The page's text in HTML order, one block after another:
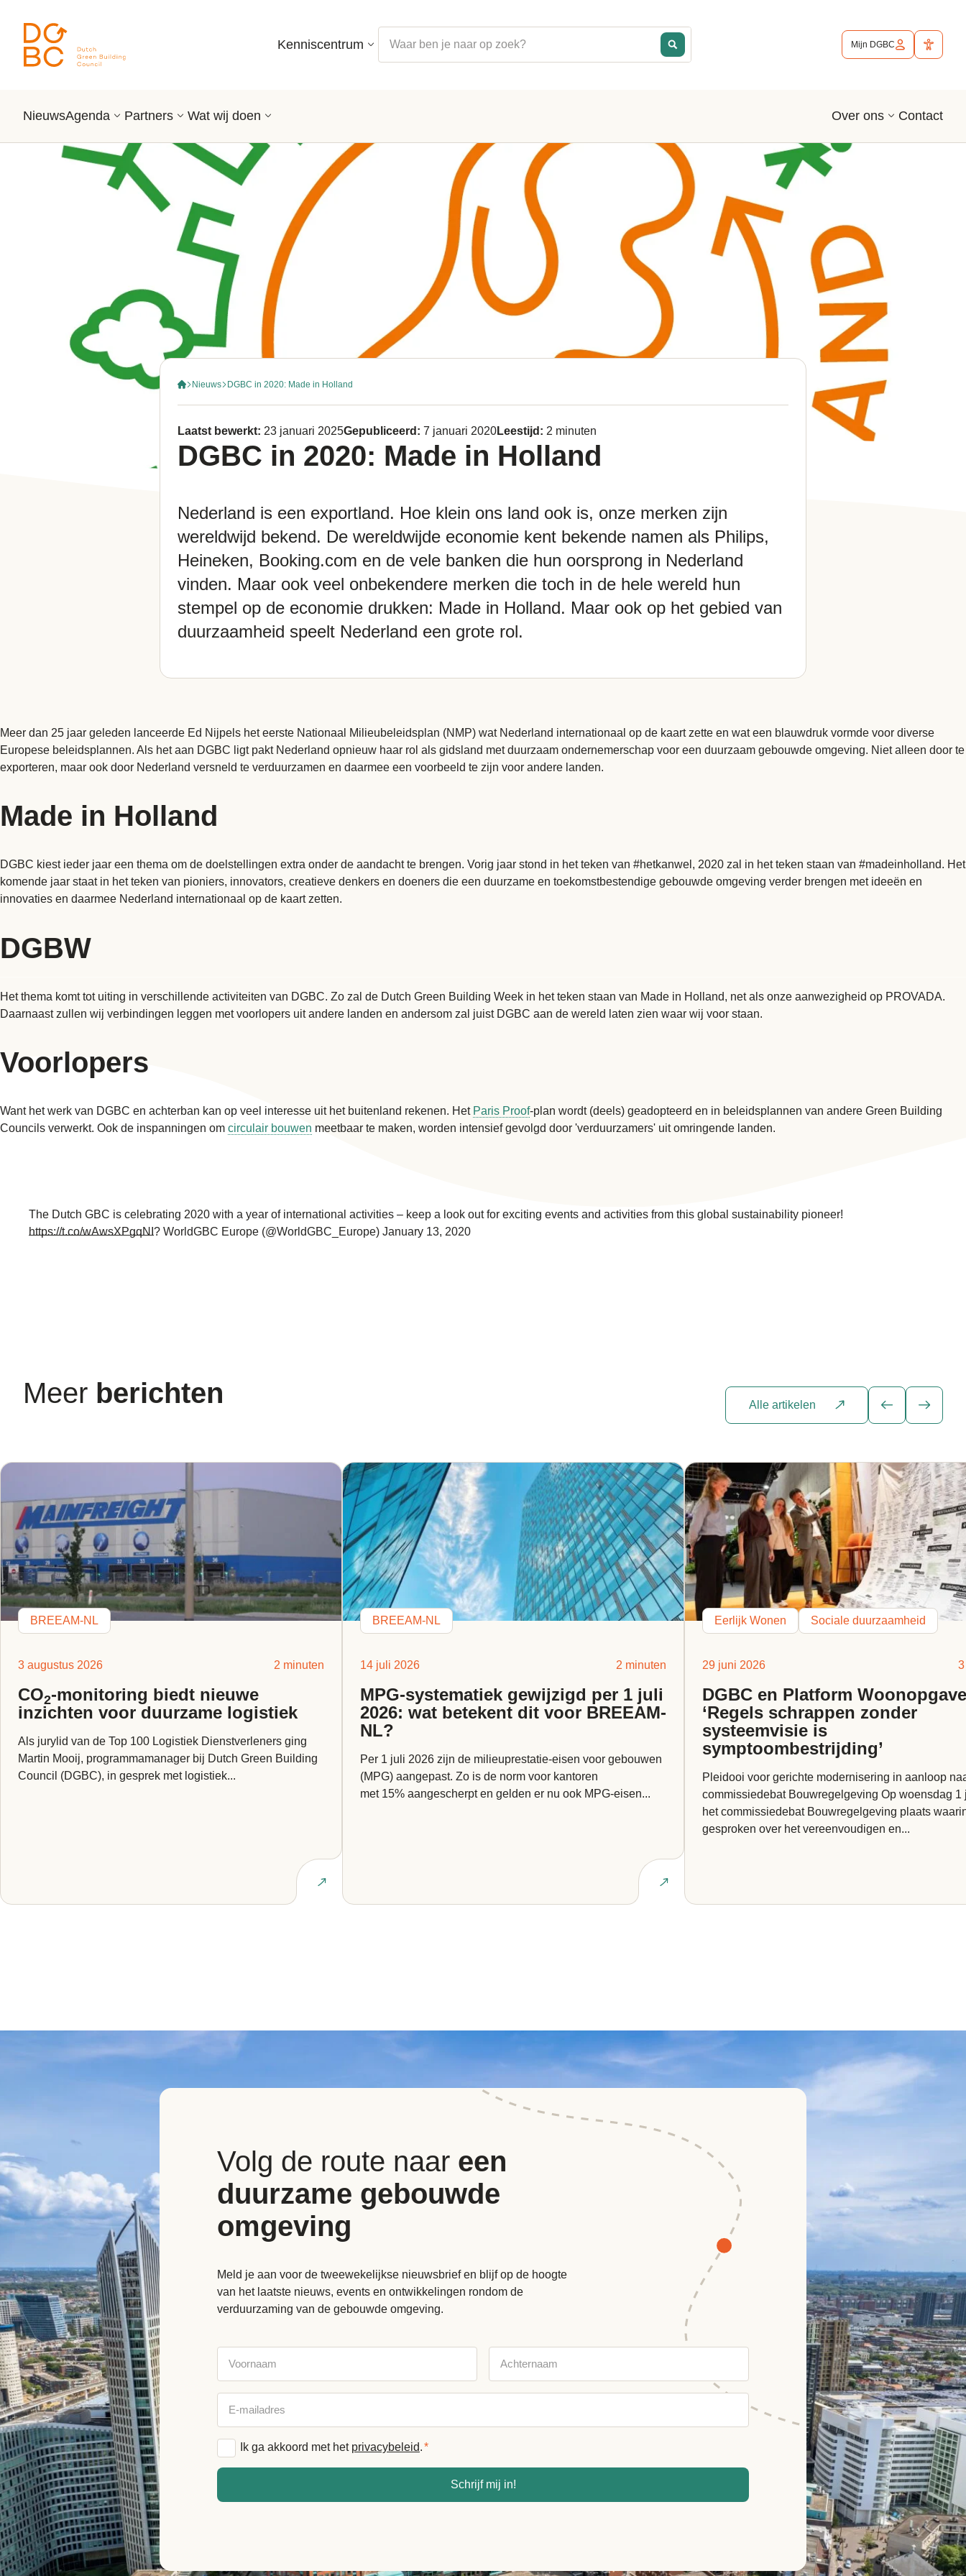
Kenniscentrum Mijn DGBC
NieuwsAgenda Partners Wat wij doen Over ons Contact
Nieuws DGBC in 2020: Made in Holland
Laatst bewerkt: 23 januari 2025Gepubliceerd: 7 januari 2020Leestijd: 2 minuten
DGBC in 2020: Made in Holland
Nederland is een exportland. Hoe klein ons land ook is, onze merken zijn
wereldwijd bekend. De wereldwijde economie kent bekende namen als Philips,
Heineken, Booking.com en de vele banken die hun oorsprong in Nederland
vinden. Maar ook veel onbekendere merken die toch in de hele wereld hun
stempel op de economie drukken: Made in Holland. Maar ook op het gebied van
duurzaamheid speelt Nederland een grote rol.
Meer dan 25 jaar geleden lanceerde Ed Nijpels het eerste Nationaal Milieubeleidsplan (NMP) wat Nederland internationaal op de kaart zette en wat een blauwdruk vormde voor diverse
Europese beleidsplannen. Als het aan DGBC ligt pakt Nederland opnieuw haar rol als gidsland met duurzaam ondernemerschap voor een duurzaam gebouwde omgeving. Niet alleen door te
exporteren, maar ook door Nederland versneld te verduurzamen en daarmee een voorbeeld te zijn voor andere landen.
Made in Holland
DGBC kiest ieder jaar een thema om de doelstellingen extra onder de aandacht te brengen. Vorig jaar stond in het teken van #hetkanwel, 2020 zal in het teken staan van #madeinholland. Het
komende jaar staat in het teken van pioniers, innovators, creatieve denkers en doeners die een duurzame en toekomstbestendige gebouwde omgeving verder brengen met ideeën en
innovaties en daarmee Nederland internationaal op de kaart zetten.
DGBW
Het thema komt tot uiting in verschillende activiteiten van DGBC. Zo zal de Dutch Green Building Week in het teken staan van Made in Holland, net als onze aanwezigheid op PROVADA.
Daarnaast zullen wij verbindingen leggen met voorlopers uit andere landen en andersom zal juist DGBC aan de wereld laten zien waar wij voor staan.
Voorlopers
Want het werk van DGBC en achterban kan op veel interesse uit het buitenland rekenen. Het Paris Proof-plan wordt (deels) geadopteerd en in beleidsplannen van andere Green Building
Councils verwerkt. Ook de inspanningen om circulair bouwen meetbaar te maken, worden intensief gevolgd door 'verduurzamers' uit omringende landen.
The Dutch GBC is celebrating 2020 with a year of international activities – keep a look out for exciting events and activities from this global sustainability pioneer!
https://t.co/wAwsXPgqNI ? WorldGBC Europe (@WorldGBC_Europe) January 13, 2020
Meer berichten Alle artikelen
BREEAM-NL
3 augustus 2026 2 minuten
CO2-monitoring biedt nieuwe
inzichten voor duurzame logistiek
Als jurylid van de Top 100 Logistiek Dienstverleners ging
Martin Mooij, programmamanager bij Dutch Green Building
Council (DGBC), in gesprek met logistiek...
Lees artikel
BREEAM-NL
14 juli 2026 2 minuten
MPG-systematiek gewijzigd per 1 juli
2026: wat betekent dit voor BREEAM-
NL?
Per 1 juli 2026 zijn de milieuprestatie-eisen voor gebouwen
(MPG) aangepast. Zo is de norm voor kantoren
met 15% aangescherpt en gelden er nu ook MPG-eisen...
Lees artikel
Eerlijk Wonen Sociale duurzaamheid
29 juni 2026
DGBC en Platform
‘Regels schrappen zonder
systeemvisie is
symptoombestrijding’
Pleidooi voor gerichte modernisering in aanloop
commissiedebat Bouwregelgeving Op woensdag 1 juli vindt
het commissiedebat Bouwregelgeving plaats
gesproken over het vereenvoudigen en...
Volg de route naar een
duurzame gebouwde
omgeving
Meld je aan voor de tweewekelijkse nieuwsbrief en blijf op de hoogte
van het laatste nieuws, events en ontwikkelingen rondom de
verduurzaming van de gebouwde omgeving.
mailadres
AlgemeneIk ga akkoord met het privacybeleid.*
Schrijf mij in!